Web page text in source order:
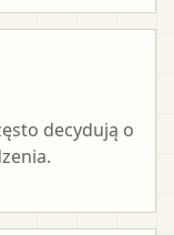
decydują o